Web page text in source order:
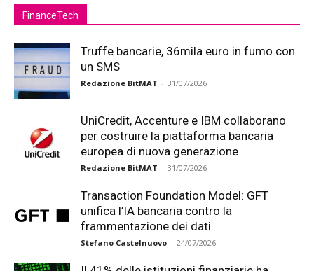
FinanceTech
Truffe bancarie, 36mila euro in fumo con
un SMS
Redazione BitMAT - 31/07/2026
UniCredit, Accenture e IBM collaborano
per costruire la piattaforma bancaria
europea di nuova generazione
Redazione BitMAT - 31/07/2026
Transaction Foundation Model: GFT
unifica l’IA bancaria contro la
frammentazione dei dati
Stefano Castelnuovo - 24/07/2026